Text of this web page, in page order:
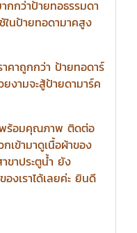
กกว่าป้ายทอธรรมดา
ในป้ายทอดามาคสูง
คาถูกกว่า ป้ายทอดาร์
งามจะสู้ป้ายดามาร์ค
พร้อมคุณภาพ ติดต่อ
กเข้ามาดูเนื้อผ้าของ
ขาประตูน้ำ ยัง
งเราได้เลยค่ะ ยินดี